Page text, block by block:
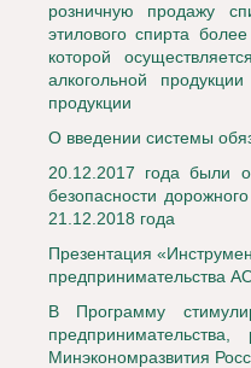
розничную продажу
этилового спирта
которой
алкогольной
продукции
О введении системы
20.12.2017 года были
безопасности
21.12.2018 года
Презентация
предпринимательства
В Программу
Минэкономразвития